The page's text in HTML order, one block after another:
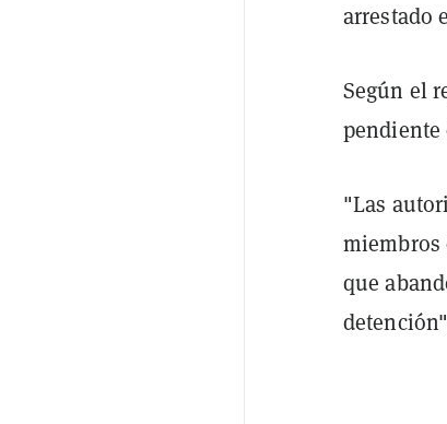
arrestado
Según el
pendiente
"Las
miembros
que